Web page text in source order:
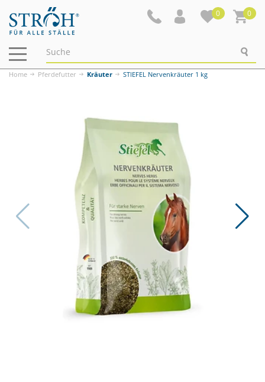
0 0
Navigation
ein-/ausblenden
Home Pferdefutter Kräuter STIEFEL Nervenkräuter 1 kg